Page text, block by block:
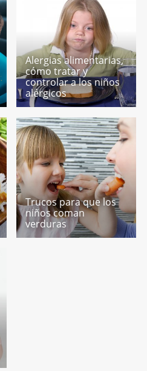
Alergias alimentarias,
cómo tratar y
controlar a los niños
alérgicos
Trucos para que los
niños coman
verduras